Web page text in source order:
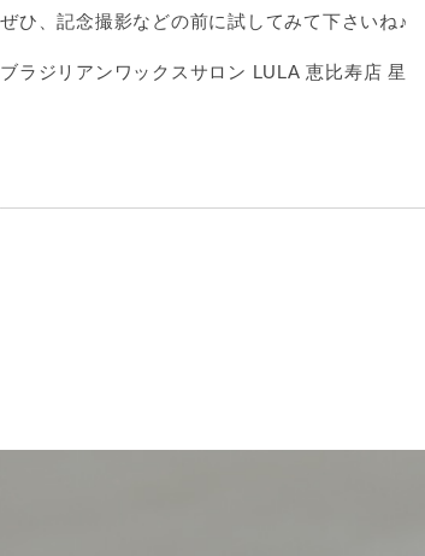
ぜひ、記念撮影などの前に試してみて下さいね♪
ブラジリアンワックスサロン LULA 恵比寿店 星